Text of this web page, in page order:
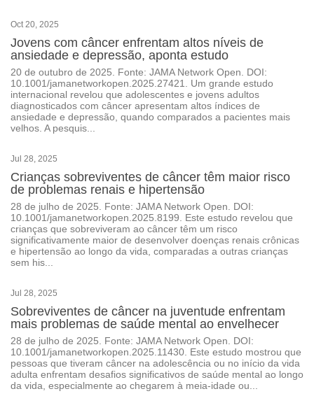
Oct 20, 2025
Jovens com câncer enfrentam altos níveis de
ansiedade e depressão, aponta estudo
20 de outubro de 2025. Fonte: JAMA Network Open. DOI:
10.1001/jamanetworkopen.2025.27421. Um grande estudo
internacional revelou que adolescentes e jovens adultos
diagnosticados com câncer apresentam altos índices de
ansiedade e depressão, quando comparados a pacientes mais
velhos. A pesquis...
Jul 28, 2025
Crianças sobreviventes de câncer têm maior risco
de problemas renais e hipertensão
28 de julho de 2025. Fonte: JAMA Network Open. DOI:
10.1001/jamanetworkopen.2025.8199. Este estudo revelou que
crianças que sobreviveram ao câncer têm um risco
significativamente maior de desenvolver doenças renais crônicas
e hipertensão ao longo da vida, comparadas a outras crianças
sem his...
Jul 28, 2025
Sobreviventes de câncer na juventude enfrentam
mais problemas de saúde mental ao envelhecer
28 de julho de 2025. Fonte: JAMA Network Open. DOI:
10.1001/jamanetworkopen.2025.11430. Este estudo mostrou que
pessoas que tiveram câncer na adolescência ou no início da vida
adulta enfrentam desafios significativos de saúde mental ao longo
da vida, especialmente ao chegarem à meia-idade ou...